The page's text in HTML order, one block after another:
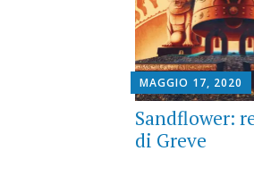
MAGGIO 17, 2020
Sandflower:
di Greve